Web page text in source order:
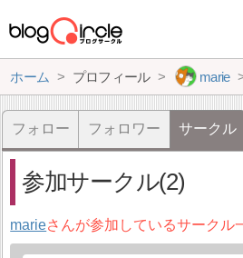
ホーム プロフィール marie
フォロー フォロワー サークル
参加サークル(2)
marieさんが参加しているサークル